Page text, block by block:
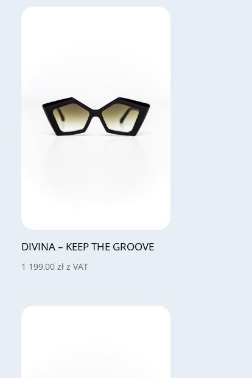
DIVINA – KEEP THE GROOVE
1 199,00 zł z VAT